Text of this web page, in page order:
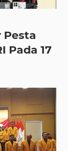
Pesta
Pada 17